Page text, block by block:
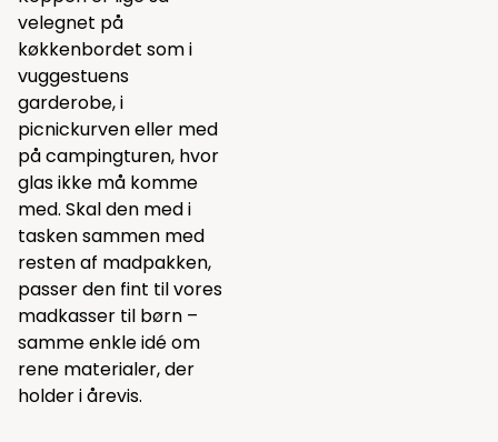
velegnet på
køkkenbordet som i
vuggestuens
garderobe, i
picnickurven eller med
på campingturen, hvor
glas ikke må komme
med. Skal den med i
tasken sammen med
resten af madpakken,
passer den fint til vores
madkasser til børn –
samme enkle idé om
rene materialer, der
holder i årevis.